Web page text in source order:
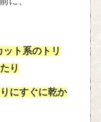
ト系のトリ
り
にすぐに乾か